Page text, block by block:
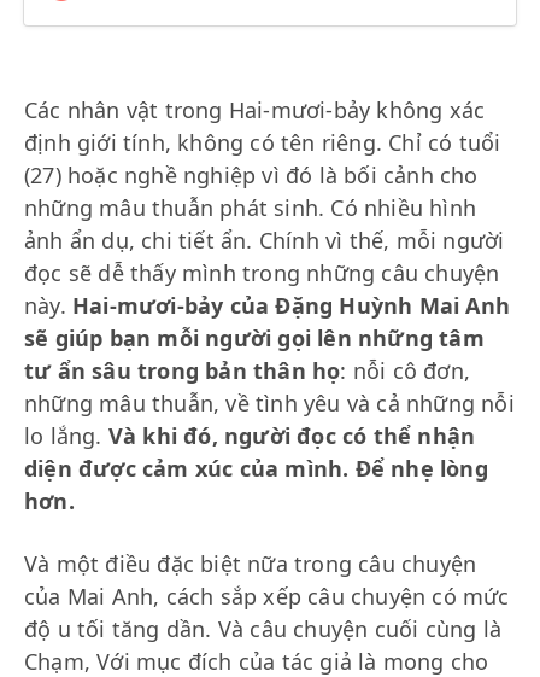
Các nhân vật trong Hai-mươi-bảy không xác
định giới tính, không có tên riêng. Chỉ có tuổi
(27) hoặc nghề nghiệp vì đó là bối cảnh cho
những mâu thuẫn phát sinh. Có nhiều hình
ảnh ẩn dụ, chi tiết ẩn. Chính vì thế, mỗi người
đọc sẽ dễ thấy mình trong những câu chuyện
này. Hai-mươi-bảy của Đặng Huỳnh Mai Anh
sẽ giúp bạn mỗi người gọi lên những tâm
tư ẩn sâu trong bản thân họ: nỗi cô đơn,
những mâu thuẫn, về tình yêu và cả những nỗi
lo lắng. Và khi đó, người đọc có thể nhận
diện được cảm xúc của mình. Để nhẹ lòng
hơn.
Và một điều đặc biệt nữa trong câu chuyện
của Mai Anh, cách sắp xếp câu chuyện có mức
độ u tối tăng dần. Và câu chuyện cuối cùng là
Chạm, Với mục đích của tác giả là mong cho